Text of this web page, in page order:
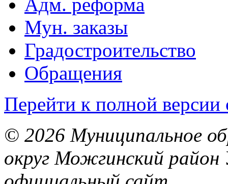
Мун. заказы
Градостроительство
Обращения
Перейти к полной версии
© 2026 Муниципальное
округ Можгинский район